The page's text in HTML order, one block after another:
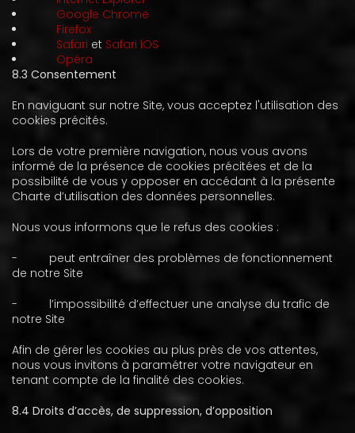
Google Chrome
Firefox
Safari et Safari iOS
Opéra
8.3 Consentement
En naviguant sur notre Site, vous acceptez l'utilisation des
cookies précités.
Lors de votre première navigation, nous vous avons
informé de la présence de cookies précitées et de la
possibilité de vous y opposer en accédant à la présente
Charte d’utilisation des données personnelles.
Nous vous informons que le refus des cookies :
-
peut entraîner des problèmes de fonctionnement
de notre Site
-
l’impossibilité d’effectuer une analyse du trafic de
notre Site
Afin de gérer les cookies au plus près de vos attentes,
nous vous invitons à paramétrer votre navigateur en
tenant compte de la finalité des cookies.
8.4 Droits d’accès, de suppression, d’opposition